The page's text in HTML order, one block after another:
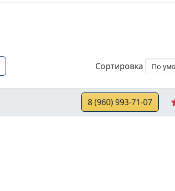
Сортировка
8 (960) 993-71-07